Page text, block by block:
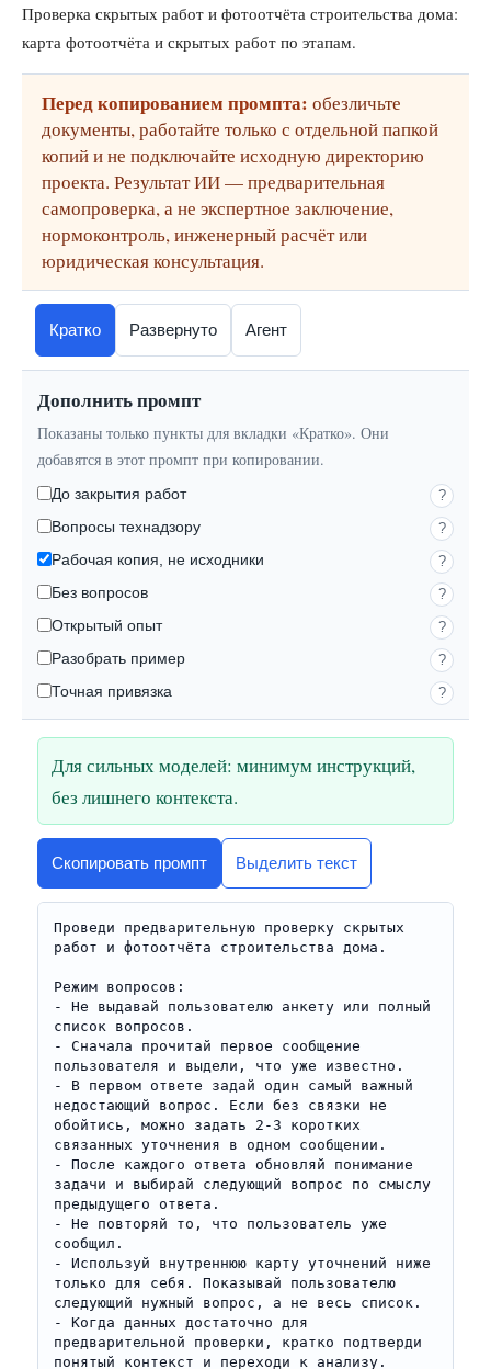
Проверка скрытых работ и фотоотчёта строительства дома:
карта фотоотчёта и скрытых работ по этапам.
Перед копированием промпта: обезличьте
документы, работайте только с отдельной папкой
копий и не подключайте исходную директорию
проекта. Результат ИИ — предварительная
самопроверка, а не экспертное заключение,
нормоконтроль, инженерный расчёт или
юридическая консультация.
Кратко Развернуто Агент
Дополнить промпт
Показаны только пункты для вкладки «Кратко». Они
добавятся в этот промпт при копировании.
До закрытия работ ?
Вопросы технадзору ?
Рабочая копия, не исходники ?
Без вопросов ?
Открытый опыт ?
Разобрать пример ?
Точная привязка ?
Для сильных моделей: минимум инструкций,
без лишнего контекста.
Скопировать промпт Выделить текст